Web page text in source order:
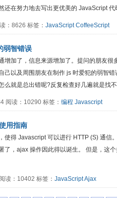
还在努力地去写出更优美的 JavaScript 代
：8626 标签： JavaScript CoffeeScript
弱智错误
增加了，信息来源增加了。提问的朋友
己以及周围朋友在制作 js 时爱犯的弱智
就是总出错呢?反复检查好几遍就是找
阅读：10290 标签： 编程 Javascript
用指南
使得 Javascript 可以进行 HTTP (S) 通信
了，ajax 操作因此得以诞生。 但是，这
读：10402 标签： JavaScriptAjax